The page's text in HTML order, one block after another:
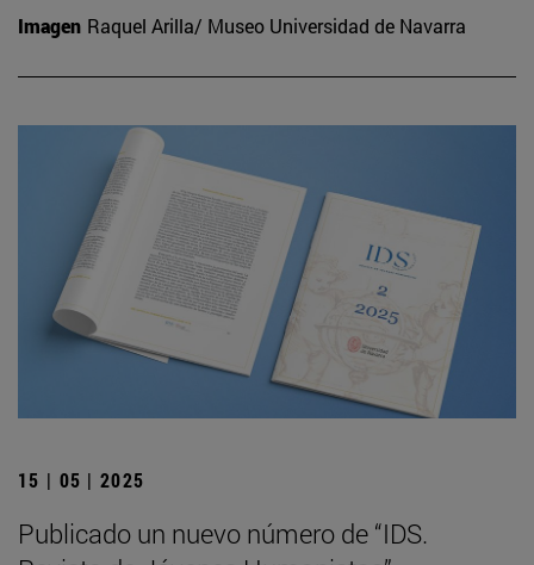
Imagen Raquel Arilla/ Museo Universidad de Navarra
15 | 05 | 2025
Publicado un nuevo número de “IDS.